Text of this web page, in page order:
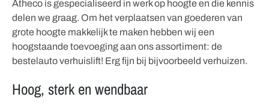
Atheco is gespecialiseerd in werk op hoogte en die kennis
delen we graag. Om het verplaatsen van goederen van
grote hoogte makkelijk te maken hebben wij een
hoogstaande toevoeging aan ons assortiment: de
bestelauto verhuislift! Erg fijn bij bijvoorbeeld verhuizen.
Hoog, sterk en wendbaar